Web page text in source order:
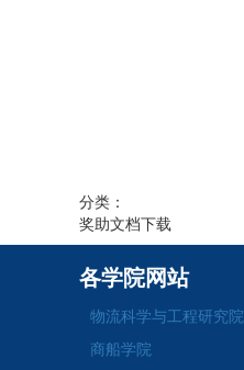
分类：
奖助文档下载
各学院网站
物流科学与工程研究院
商船学院